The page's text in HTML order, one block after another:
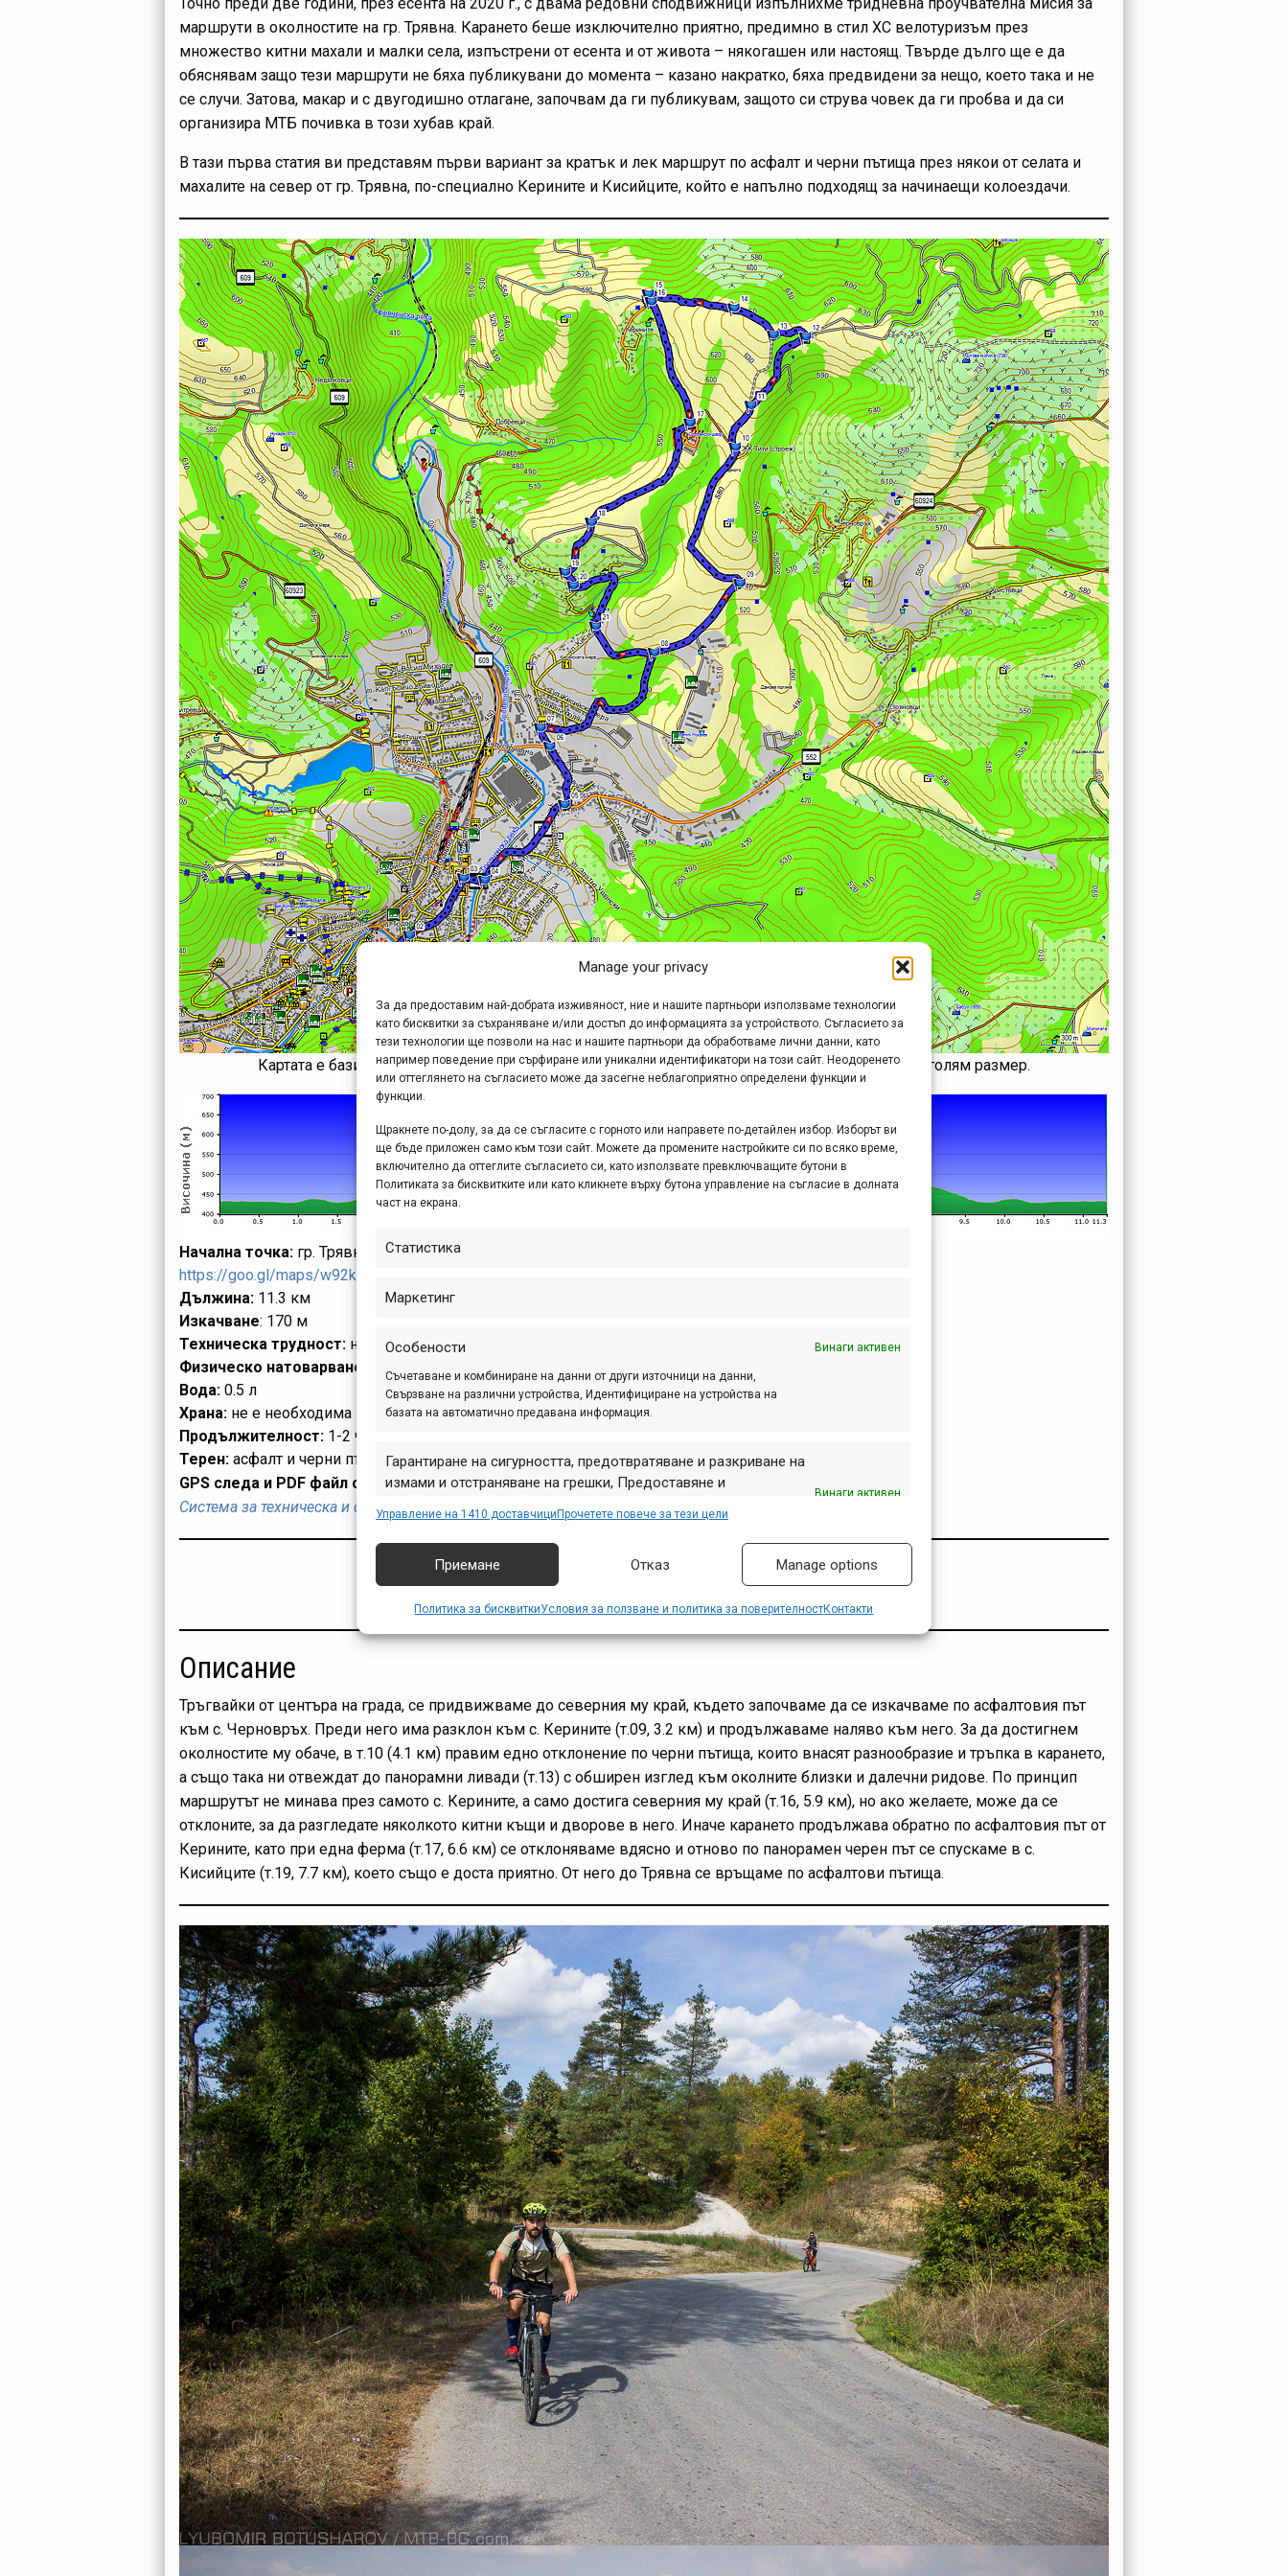
Manage your privacy
За да предоставим най-добрата изживяност, ние и нашите партньори използваме технологии
като бисквитки за съхраняване и/или достъп до информацията за устройството. Съгласието за
тези технологии ще позволи на нас и нашите партньори да обработваме лични данни, като
например поведение при сърфиране или уникални идентификатори на този сайт. Неодоренето
или оттеглянето на съгласието може да засегне неблагоприятно определени функции и
функции.
Щракнете по-долу, за да се съгласите с горното или направете по-детайлен избор. Изборът ви
ще бъде приложен само към този сайт. Можете да промените настройките си по всяко време,
включително да оттеглите съгласието си, като използвате превключващите бутони в
Политиката за бисквитките или като кликнете върху бутона управление на съгласие в долната
част на екрана.
Статистика
Маркетинг
Особености Винаги активен
Съчетаване и комбиниране на данни от други източници на данни,
Свързване на различни устройства, Идентифициране на устройства на
базата на автоматично предавана информация.
Гарантиране на сигурността, предотвратяване и разкриване на
измами и отстраняване на грешки, Предоставяне и
съобщаване на избори за поверителност.
Винаги активен
Управление на 1410 доставчици Прочетете повече за тези цели
Приемане Отказ Manage options
Политика за бисквиткиУсловия за ползване и политика за поверителностКонтакти
маршрути в околностите на гр. Трявна. Карането беше изключително приятно, предимно в стил ХС велотуризъм през
множество китни махали и малки села, изпъстрени от есента и от живота – някогашен или настоящ. Твърде дълго ще е да
обяснявам защо тези маршрути не бяха публикувани до момента – казано накратко, бяха предвидени за нещо, което така и не
се случи. Затова, макар и с двугодишно отлагане, започвам да ги публикувам, защото си струва човек да ги пробва и да си
организира МТБ почивка в този хубав край.
В тази първа статия ви представям първи вариант за кратък и лек маршрут по асфалт и черни пътища през някои от селата и
махалите на север от гр. Трявна, по-специално Керините и Кисийците, който е напълно подходящ за начинаещи колоездачи.
Картата е базирана върхуBG Mountains/kade.si. Кликнете върху нея, за да я отворите в по-голям размер.
Начална точка: гр. Трявна, площада пред читалището и туристическия информационен център;
https://goo.gl/maps/w92kw6PcKgv1PY7i9
Дължина: 11.3 км
Изкачване: 170 м
Техническа трудност: ниска (R1, R2)
Физическо натоварване:
Вода: 0.5 л
Храна: не е необходима
Продължителност: 1-2 часа (в зависимост от темпото, почивките и т.н. )
Терен: асфалт и черни пътища
GPS следа и PDF файл с описание (за разпечатване) можете да изтеглите в края на статията.
Система за техническа и физическа трудност на пътеки, пътища и маршрути в МТБ-БГ
Описание
Тръгвайки от центъра на града, се придвижваме до северния му край, където започваме да се изкачваме по асфалтовия път
към с. Черновръх. Преди него има разклон към с. Керините (т.09, 3.2 км) и продължаваме наляво към него. За да достигнем
околностите му обаче, в т.10 (4.1 км) правим едно отклонение по черни пътища, които внасят разнообразие и тръпка в карането,
а също така ни отвеждат до панорамни ливади (т.13) с обширен изглед към околните близки и далечни ридове. По принцип
маршрутът не минава през самото с. Керините, а само достига северния му край (т.16, 5.9 км), но ако желаете, може да се
отклоните, за да разгледате няколкото китни къщи и дворове в него. Иначе карането продължава обратно по асфалтовия път от
Керините, като при една ферма (т.17, 6.6 км) се отклоняваме вдясно и отново по панорамен черен път се спускаме в с.
Кисийците (т.19, 7.7 км), което също е доста приятно. От него до Трявна се връщаме по асфалтови пътища.